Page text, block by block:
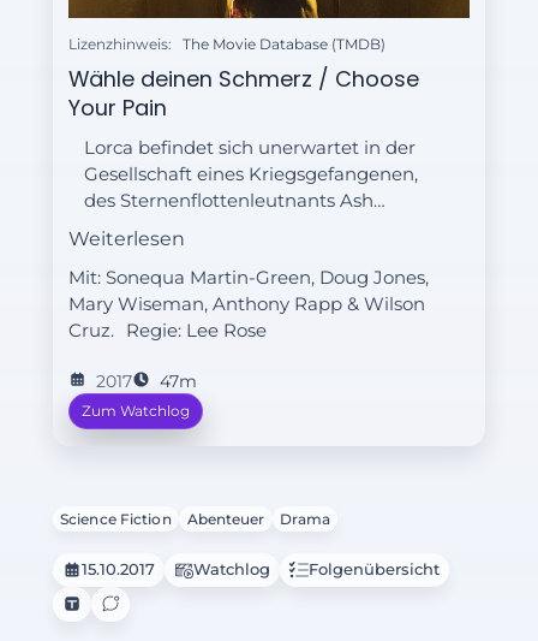
Lizenzhinweis: The Movie Database (TMDB)
Wähle deinen Schmerz / Choose
Your Pain
Lorca befindet sich unerwartet in der
Gesellschaft eines Kriegsgefangenen,
des Sternenflottenleutnants Ash
Tyler, und des berüchtigten
Mudd. Währenddessen äußert sich
Burnham besorgt über die
Auswirkungen der Sporenantrieb-
Weiterlesen
Mit: Sonequa Martin-Green, Doug Jones,
Mary Wiseman, Anthony Rapp & Wilson
Cruz.
Regie: Lee Rose
2017 47m
Zum Watchlog
Science Fiction Abenteuer Drama
15.10.2017 Watchlog Folgenübersicht